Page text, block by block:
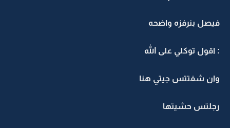
فيصل بنرفزه واضحه
: اقول توكلي على الله
وان شفتتس جيتي هنا
رجلتس حشيتها